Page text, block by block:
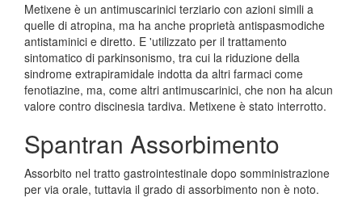
Metixene è un antimuscarinici terziario con azioni simili a
quelle di atropina, ma ha anche proprietà antispasmodiche
antistaminici e diretto. E 'utilizzato per il trattamento
sintomatico di parkinsonismo, tra cui la riduzione della
sindrome extrapiramidale indotta da altri farmaci come
fenotiazine, ma, come altri antimuscarinici, che non ha alcun
valore contro discinesia tardiva. Metixene è stato interrotto.
Spantran Assorbimento
Assorbito nel tratto gastrointestinale dopo somministrazione
per via orale, tuttavia il grado di assorbimento non è noto.